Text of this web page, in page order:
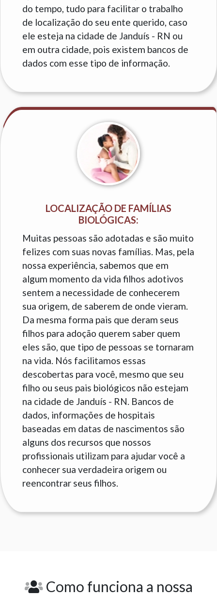
do tempo, tudo para facilitar o trabalho
de localização do seu ente querido, caso
ele esteja na cidade de Janduís - RN ou
em outra cidade, pois existem bancos de
dados com esse tipo de informação.
LOCALIZAÇÃO DE FAMÍLIAS
BIOLÓGICAS:
Muitas pessoas são adotadas e são muito
felizes com suas novas famílias. Mas, pela
nossa experiência, sabemos que em
algum momento da vida filhos adotivos
sentem a necessidade de conhecerem
sua origem, de saberem de onde vieram.
Da mesma forma pais que deram seus
filhos para adoção querem saber quem
eles são, que tipo de pessoas se tornaram
na vida. Nós facilitamos essas
descobertas para você, mesmo que seu
filho ou seus pais biológicos não estejam
na cidade de Janduís - RN. Bancos de
dados, informações de hospitais
baseadas em datas de nascimentos são
alguns dos recursos que nossos
profissionais utilizam para ajudar você a
conhecer sua verdadeira origem ou
reencontrar seus filhos.
Como funciona a nossa